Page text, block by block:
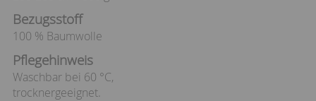
Bezugsstoff
100 % Baumwolle
Pflegehinweis
Waschbar bei 60 °C,
trocknergeeignet.